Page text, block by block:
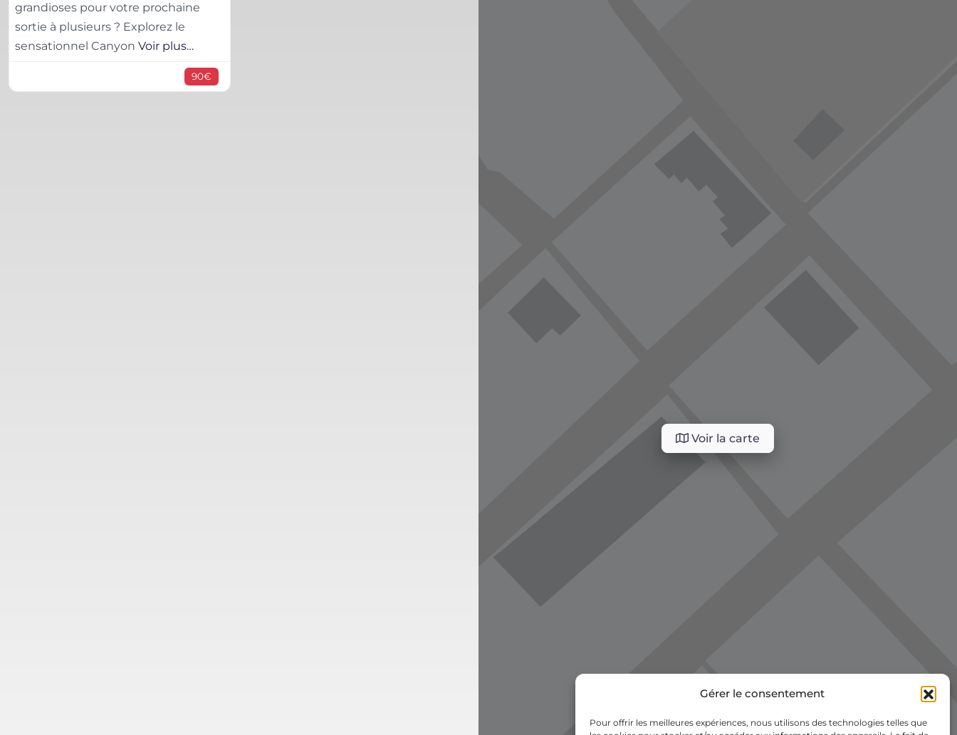
Gérer le consentement
Pour offrir les meilleures expériences, nous utilisons des technologies telles que
grandioses pour votre prochaine
sortie à plusieurs ? Explorez le
sensationnel Canyon Voir plus…
90€
Voir la carte